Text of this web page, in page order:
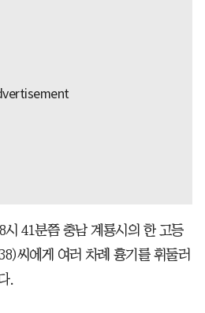
41분쯤 충남 계룡시의 한 고등
씨에게 여러 차례 흉기를 휘둘러
.